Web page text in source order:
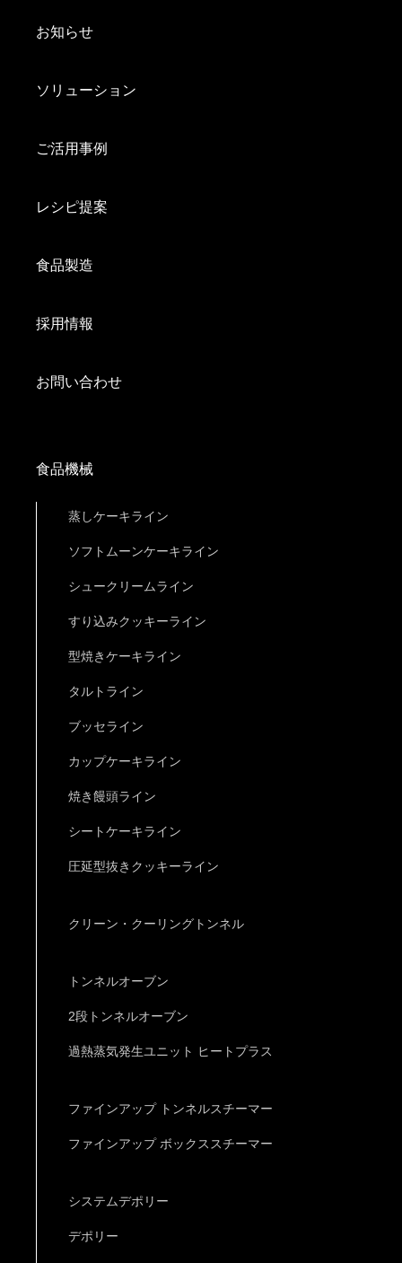
お知らせ
ソリューション
ご活用事例
レシピ提案
食品製造
採用情報
お問い合わせ
食品機械
蒸しケーキライン
ソフトムーンケーキライン
シュークリームライン
すり込みクッキーライン
型焼きケーキライン
タルトライン
ブッセライン
カップケーキライン
焼き饅頭ライン
シートケーキライン
圧延型抜きクッキーライン
クリーン・クーリングトンネル
トンネルオーブン
2段トンネルオーブン
過熱蒸気発生ユニット ヒートプラス
ファインアップ トンネルスチーマー
ファインアップ ボックススチーマー
システムデポリー
デポリー